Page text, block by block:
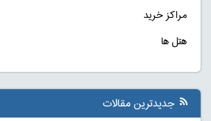
مراکز خرید
هتل ها
جدیدترین مقالات